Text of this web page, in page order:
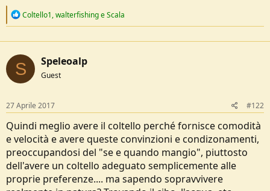
R
c
t
i
o
n
Coltello1,walterfishingeScala
S Speleoalp
Guest
27 Aprile 2017 #122
Quindi meglio avere il coltello perché fornisce comodità
e velocità e avere queste convinzioni e condizonamenti,
preoccupandosi del "se e quando mangio", piuttosto
dell'avere un coltello adeguato semplicemente alle
proprie preferenze.... ma sapendo sopravvivere